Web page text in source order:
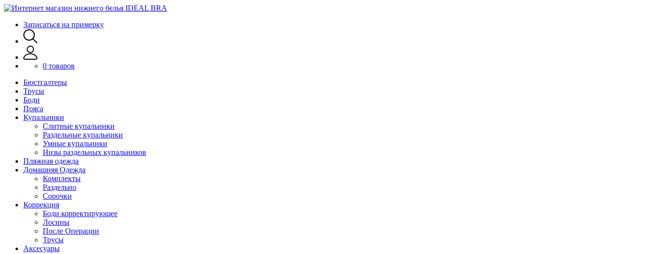
Записаться на примерку
0 товаров
Бюстгалтеры
Трусы
Боди
Пояса
Купальники
Слитные купальники
Раздельные купальники
Умные купальники
Низы раздельных купальников
Пляжная одежда
Домашняя Одежда
Комплекты
Раздельно
Сорочки
Коррекция
Боди корректирующее
Лосины
После Операции
Трусы
Аксесуары